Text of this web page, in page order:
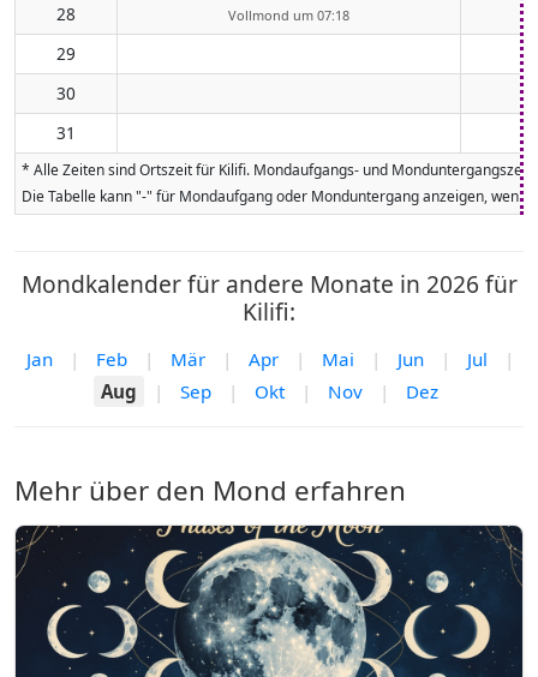
28
Vollmond um 07:18
29
30
31
* Alle Zeiten sind Ortszeit für Kilifi. Mondaufgangs- und
Die Tabelle kann "-" für Mondaufgang oder Monduntergang anzeigen,
Mondkalender für andere Monate in 2026 für
Kilifi:
Jan | Feb | Mär | Apr | Mai | Jun | Jul
|
Aug
| Sep | Okt | Nov | Dez
Mehr über den Mond erfahren